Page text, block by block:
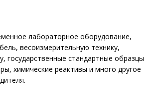
лабораторное оборудование,
весоизмерительную технику,
государственные стандартные образцы
химические реактивы и много другое